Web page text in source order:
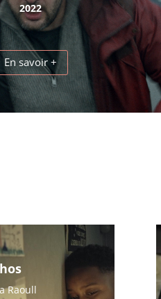
2022
En savoir +
Raoull